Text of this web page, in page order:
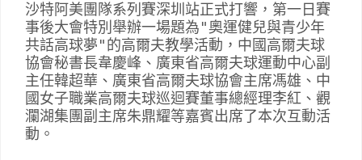
沙特阿美團隊系列賽深圳站正式打響，第一日賽
事後大會特別舉辦一場題為"奧運健兒與青少年
共話高球夢"的高爾夫教學活動，中國高爾夫球
協會秘書長韋慶峰、廣東省高爾夫球運動中心副
主任韓超華、廣東省高爾夫球協會主席馮雄、中
國女子職業高爾夫球巡迴賽董事總經理李紅、觀
瀾湖集團副主席朱鼎耀等嘉賓出席了本次互動活
動。